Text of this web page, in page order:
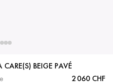
BEIGE PAVÉ
2 060 CHF